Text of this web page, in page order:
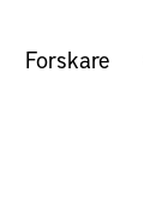
Forskare